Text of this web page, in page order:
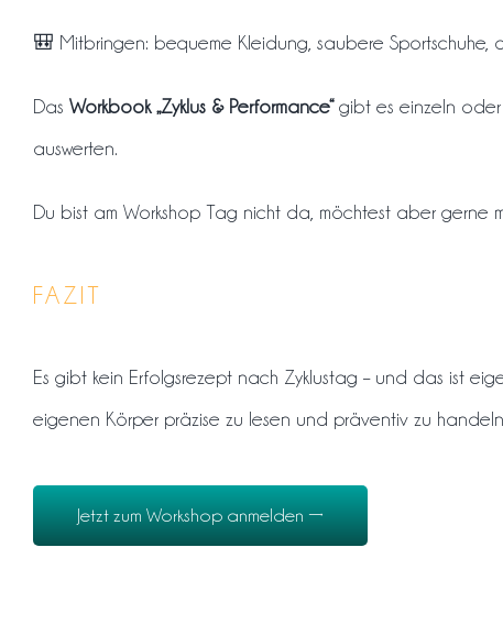
🎒 Mitbringen: bequeme Kleidung, saubere
Das Workbook „Zyklus & Performance“ gibt es einzeln oder
auswerten.
Du bist am Workshop Tag nicht da, möchtest aber gerne
FAZIT
Es gibt kein Erfolgsrezept nach Zyklustag – und das ist
eigenen Körper präzise zu lesen und präventiv zu
Jetzt zum Workshop anmelden →